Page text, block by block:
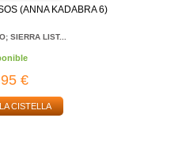
(ANNA KADABRA 6)
SIERRA LIST...
€
CISTELLA